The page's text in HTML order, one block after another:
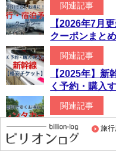
旅
関連記事
【2026年7月
クーポンまとめ
関連記事
【2025年】新
く予約・購入
関連記事
【2026年5月更
情報！安く借